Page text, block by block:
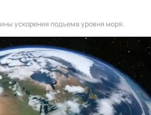
ускорения подъема уровня моря.